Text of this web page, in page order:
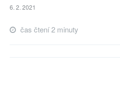
6. 2. 2021
čas čtení 2 minuty